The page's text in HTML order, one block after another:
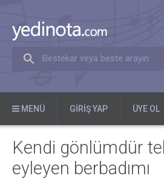
Bestekar veya beste arayın
MENÜ GIRIŞ YAP ÜYE OL
Kendi gönlümdür
eyleyen berbadımı